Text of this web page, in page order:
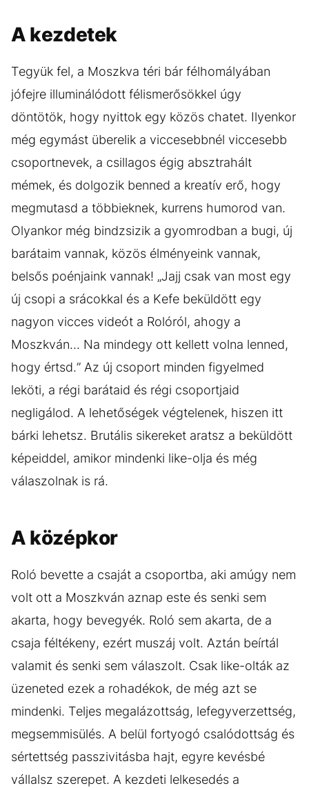
A kezdetek
Tegyük fel, a Moszkva téri bár félhomályában
jófejre illuminálódott félismerősökkel úgy
döntötök, hogy nyittok egy közös chatet. Ilyenkor
még egymást überelik a viccesebbnél viccesebb
csoportnevek, a csillagos égig absztrahált
mémek, és dolgozik benned a kreatív erő, hogy
megmutasd a többieknek, kurrens humorod van.
Olyankor még bindzsizik a gyomrodban a bugi, új
barátaim vannak, közös élményeink vannak,
belsős poénjaink vannak! „Jajj csak van most egy
új csopi a srácokkal és a Kefe beküldött egy
nagyon vicces videót a Rolóról, ahogy a
Moszkván... Na mindegy ott kellett volna lenned,
hogy értsd.” Az új csoport minden figyelmed
leköti, a régi barátaid és régi csoportjaid
negligálod. A lehetőségek végtelenek, hiszen itt
bárki lehetsz. Brutális sikereket aratsz a beküldött
képeiddel, amikor mindenki like-olja és még
válaszolnak is rá.
A középkor
Roló bevette a csaját a csoportba, aki amúgy nem
volt ott a Moszkván aznap este és senki sem
akarta, hogy bevegyék. Roló sem akarta, de a
csaja féltékeny, ezért muszáj volt. Aztán beírtál
valamit és senki sem válaszolt. Csak like-olták az
üzeneted ezek a rohadékok, de még azt se
mindenki. Teljes megalázottság, lefegyverzettség,
megsemmisülés. A belül fortyogó csalódottság és
sértettség passzivitásba hajt, egyre kevésbé
vállalsz szerepet. A kezdeti lelkesedés a